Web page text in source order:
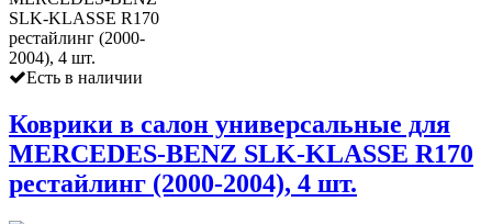
Есть в наличии
Коврики в салон универсальные для
MERCEDES-BENZ SLK-KLASSE R170
рестайлинг (2000-2004), 4 шт.